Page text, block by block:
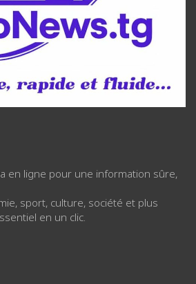
en ligne pour une information sûre,
sport, culture, société et plus
en un clic.